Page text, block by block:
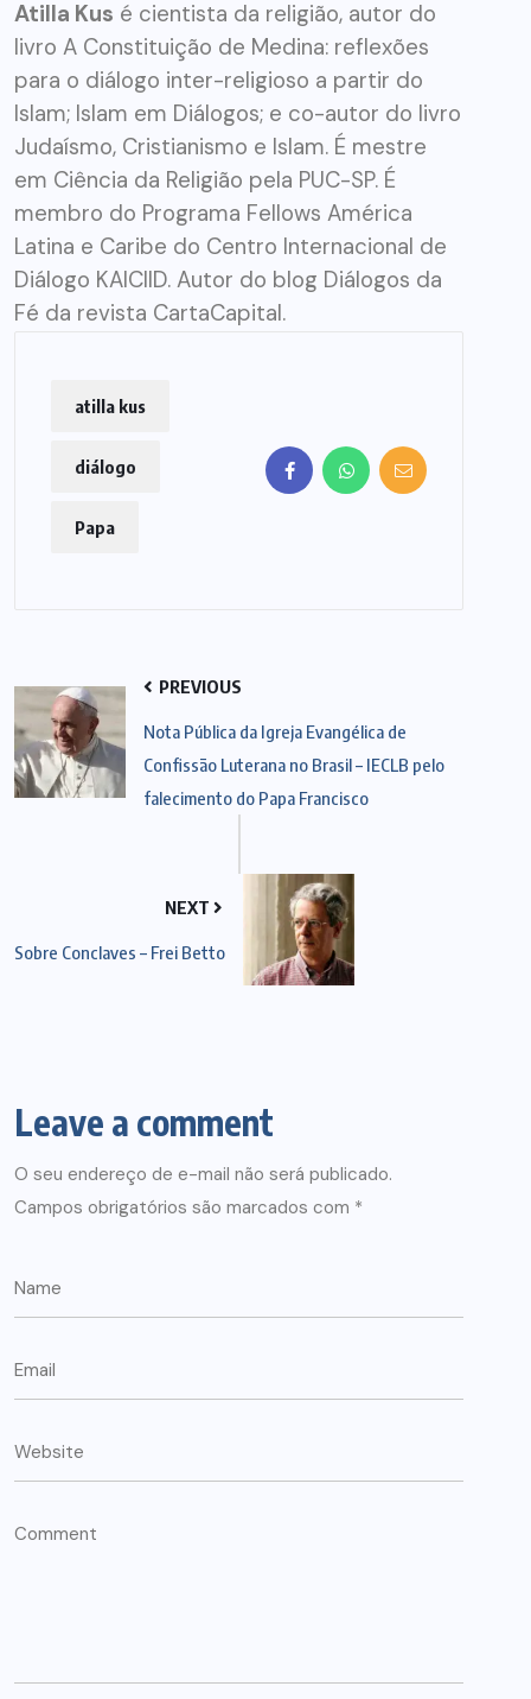
Atilla Kus é cientista da religião, autor do
livro A Constituição de Medina: reflexões
para o diálogo inter-religioso a partir do
Islam; Islam em Diálogos; e co-autor do livro
Judaísmo, Cristianismo e Islam. É mestre
em Ciência da Religião pela PUC-SP. É
membro do Programa Fellows América
Latina e Caribe do Centro Internacional de
Diálogo KAICIID. Autor do blog Diálogos da
Fé da revista CartaCapital.
atilla kus
diálogo
Papa
PREVIOUS
Nota Pública da Igreja Evangélica de
Confissão Luterana no Brasil – IECLB pelo
falecimento do Papa Francisco
NEXT
Sobre Conclaves – Frei Betto
Leave a comment
O seu endereço de e-mail não será publicado.
Campos obrigatórios são marcados com *